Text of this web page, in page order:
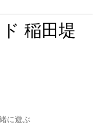
稲田堤
に遊ぶ